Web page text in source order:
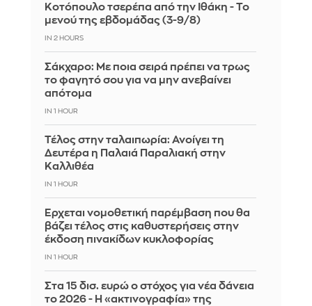
Κοτόπουλο τσερέπα από την Ιθάκη - Το
μενού της εβδομάδας (3-9/8)
IN 2 HOURS
Σάκχαρο: Με ποια σειρά πρέπει να τρως
το φαγητό σου για να μην ανεβαίνει
απότομα
IN 1 HOUR
Τέλος στην ταλαιπωρία: Ανοίγει τη
Δευτέρα η Παλαιά Παραλιακή στην
Καλλιθέα
IN 1 HOUR
Έρχεται νομοθετική παρέμβαση που θα
βάζει τέλος στις καθυστερήσεις στην
έκδοση πινακίδων κυκλοφορίας
IN 1 HOUR
Στα 15 δισ. ευρώ ο στόχος για νέα δάνεια
το 2026 - Η «ακτινογραφία» της